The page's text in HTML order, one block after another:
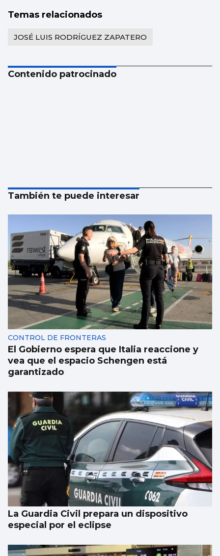
Temas relacionados
JOSÉ LUIS RODRÍGUEZ ZAPATERO
Contenido patrocinado
También te puede interesar
CONTROL DE FRONTERAS
El Gobierno espera que Italia reaccione y
vea que el espacio Schengen está
garantizado
La Guardia Civil prepara un dispositivo
especial por el eclipse